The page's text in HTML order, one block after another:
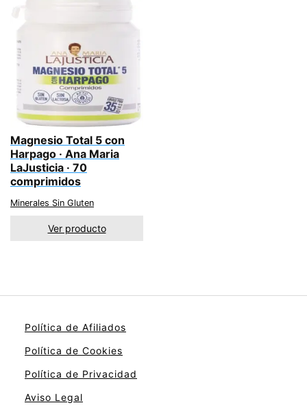
Magnesio Total 5 con
Harpago · Ana Maria
LaJusticia · 70
comprimidos
Minerales Sin Gluten
Ver producto
Política de Afiliados
Política de Cookies
Política de Privacidad
Aviso Legal